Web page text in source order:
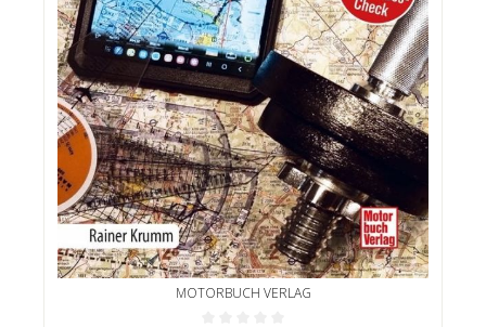
MOTORBUCH VERLAG